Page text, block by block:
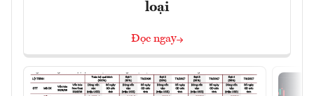
loại
Đọc ngay